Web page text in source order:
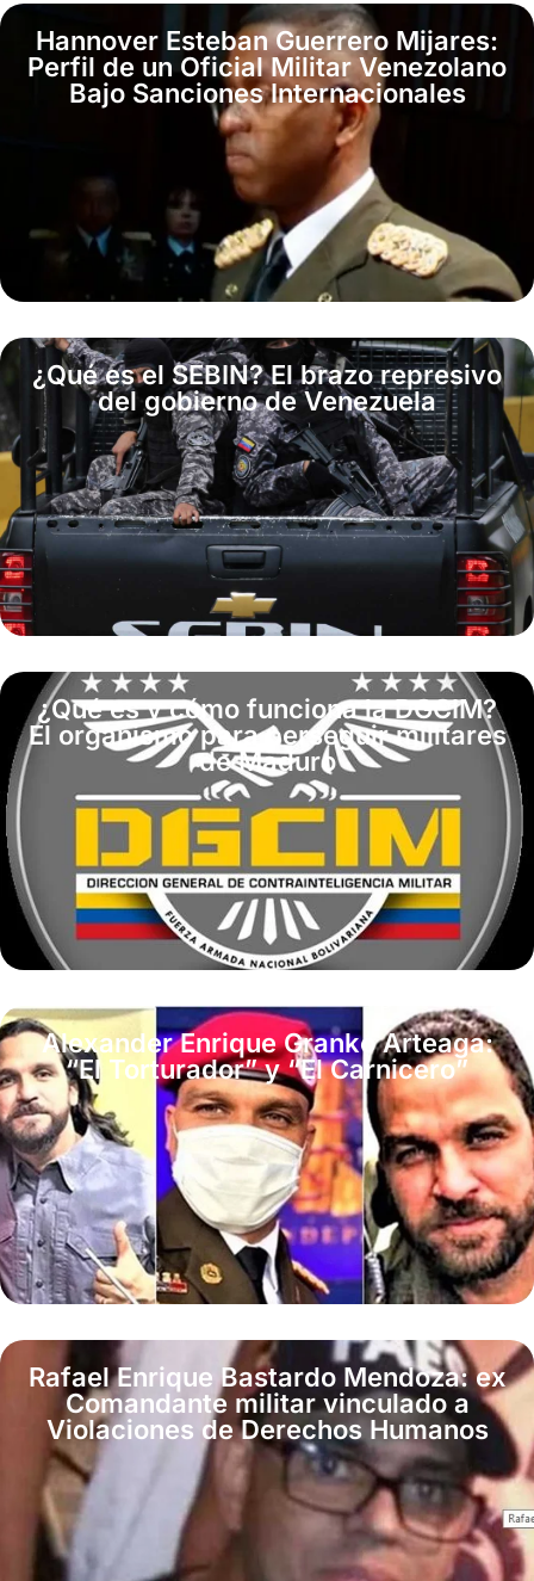
Hannover Esteban Guerrero Mijares:
Perfil de un Oficial Militar Venezolano
Bajo Sanciones Internacionales
¿Qué es el SEBIN? El brazo represivo
del gobierno de Venezuela
¿Qué es y cómo funciona la DGCIM?
El organismo para perseguir militares
de Maduro
Alexander Enrique Granko Arteaga:
“El Torturador” y “El Carnicero”
Rafael Enrique Bastardo Mendoza: ex
Comandante militar vinculado a
Violaciones de Derechos Humanos